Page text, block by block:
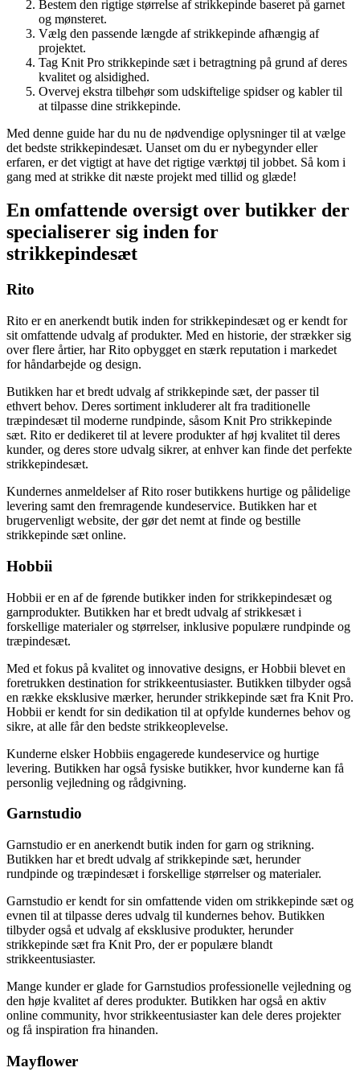
Bestem den rigtige størrelse af strikkepinde baseret på garnet
og mønsteret.
Vælg den passende længde af strikkepinde afhængig af
projektet.
Tag Knit Pro strikkepinde sæt i betragtning på grund af deres
kvalitet og alsidighed.
Overvej ekstra tilbehør som udskiftelige spidser og kabler til
at tilpasse dine strikkepinde.
Med denne guide har du nu de nødvendige oplysninger til at vælge
det bedste strikkepindesæt. Uanset om du er nybegynder eller
erfaren, er det vigtigt at have det rigtige værktøj til jobbet. Så kom i
gang med at strikke dit næste projekt med tillid og glæde!
En omfattende oversigt over butikker der
specialiserer sig inden for
strikkepindesæt
Rito
Rito er en anerkendt butik inden for strikkepindesæt og er kendt for
sit omfattende udvalg af produkter. Med en historie, der strækker sig
over flere årtier, har Rito opbygget en stærk reputation i markedet
for håndarbejde og design.
Butikken har et bredt udvalg af strikkepinde sæt, der passer til
ethvert behov. Deres sortiment inkluderer alt fra traditionelle
træpindesæt til moderne rundpinde, såsom Knit Pro strikkepinde
sæt. Rito er dedikeret til at levere produkter af høj kvalitet til deres
kunder, og deres store udvalg sikrer, at enhver kan finde det perfekte
strikkepindesæt.
Kundernes anmeldelser af Rito roser butikkens hurtige og pålidelige
levering samt den fremragende kundeservice. Butikken har et
brugervenligt website, der gør det nemt at finde og bestille
strikkepinde sæt online.
Hobbii
Hobbii er en af de førende butikker inden for strikkepindesæt og
garnprodukter. Butikken har et bredt udvalg af strikkesæt i
forskellige materialer og størrelser, inklusive populære rundpinde og
træpindesæt.
Med et fokus på kvalitet og innovative designs, er Hobbii blevet en
foretrukken destination for strikkeentusiaster. Butikken tilbyder også
en række eksklusive mærker, herunder strikkepinde sæt fra Knit Pro.
Hobbii er kendt for sin dedikation til at opfylde kundernes behov og
sikre, at alle får den bedste strikkeoplevelse.
Kunderne elsker Hobbiis engagerede kundeservice og hurtige
levering. Butikken har også fysiske butikker, hvor kunderne kan få
personlig vejledning og rådgivning.
Garnstudio
Garnstudio er en anerkendt butik inden for garn og strikning.
Butikken har et bredt udvalg af strikkepinde sæt, herunder
rundpinde og træpindesæt i forskellige størrelser og materialer.
Garnstudio er kendt for sin omfattende viden om strikkepinde sæt og
evnen til at tilpasse deres udvalg til kundernes behov. Butikken
tilbyder også et udvalg af eksklusive produkter, herunder
strikkepinde sæt fra Knit Pro, der er populære blandt
strikkeentusiaster.
Mange kunder er glade for Garnstudios professionelle vejledning og
den høje kvalitet af deres produkter. Butikken har også en aktiv
online community, hvor strikkeentusiaster kan dele deres projekter
og få inspiration fra hinanden.
Mayflower